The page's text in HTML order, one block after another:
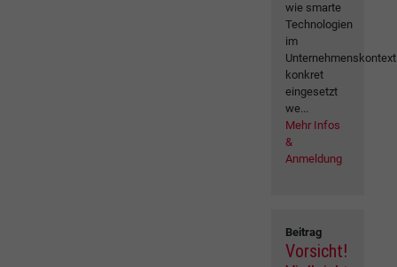
wie smarte
Technologien
im
Unternehmenskontext
konkret
eingesetzt
we...
Mehr Infos
&
Anmeldung
Beitrag
Vorsicht!